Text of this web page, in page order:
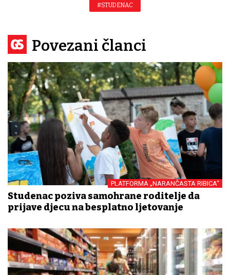
#STUDENAC
Povezani članci
PLATFORMA „NARANČASTA RIBICA“
Studenac poziva samohrane roditelje da
prijave djecu na besplatno ljetovanje